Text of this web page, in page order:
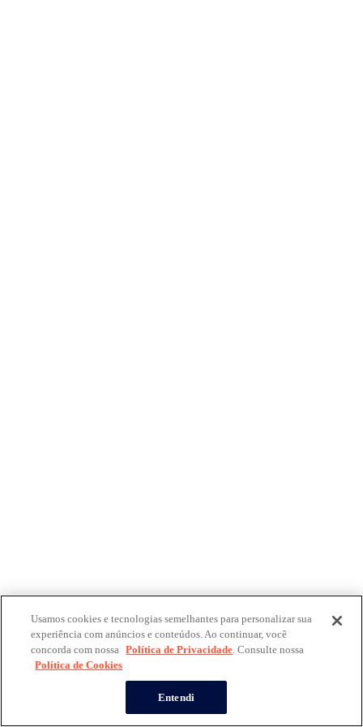
Usamos cookies e tecnologias semelhantes para personalizar sua
experiência com anúncios e conteúdos. Ao continuar, você
concorda com nossa Política de Privacidade. Consulte nossa
Política de Cookies
Entendi